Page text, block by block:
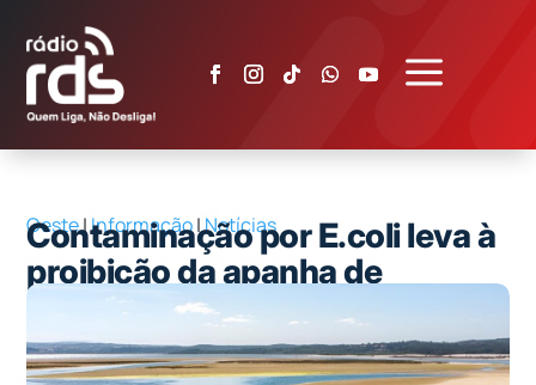
a
Oeste|Informação|Notícias
Contaminação por E.coli leva à
proibição da apanha de
bivalves na Lagoa de Óbidos